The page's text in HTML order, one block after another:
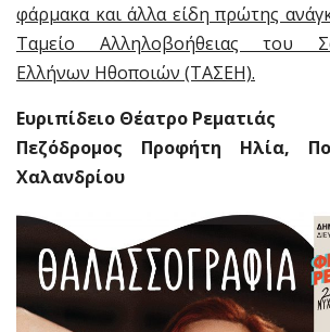
φάρμακα και άλλα είδη πρώτης
Ταμείο Αλληλοβοήθειας του
Ελλήνων Ηθοποιών (ΤΑΣΕΗ).
Ευριπίδειο Θέατρο Ρεματιάς
Πεζόδρομος Προφήτη Ηλία,
Χαλανδρίου